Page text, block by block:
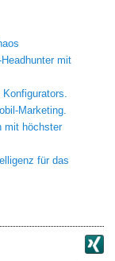
mit
Marketing.
mit höchster
für das